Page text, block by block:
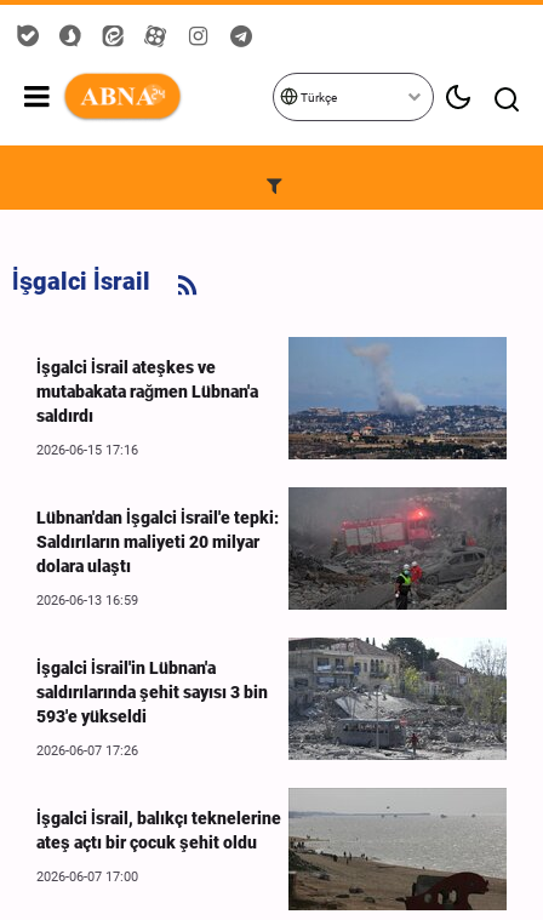
Türkçe
İşgalci İsrail
İşgalci İsrail ateşkes ve
mutabakata rağmen Lübnan'a
saldırdı
2026-06-15 17:16
Lübnan'dan İşgalci İsrail'e tepki:
Saldırıların maliyeti 20 milyar
dolara ulaştı
2026-06-13 16:59
İşgalci İsrail'in Lübnan'a
saldırılarında şehit sayısı 3 bin
593'e yükseldi
2026-06-07 17:26
İşgalci İsrail, balıkçı teknelerine
ateş açtı bir çocuk şehit oldu
2026-06-07 17:00